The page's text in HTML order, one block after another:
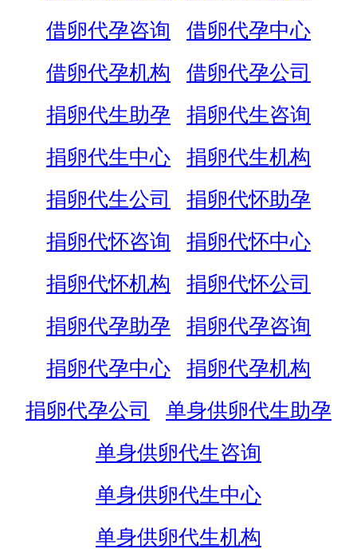
借卵代孕咨询
借卵代孕中心
借卵代孕机构
借卵代孕公司
捐卵代生助孕
捐卵代生咨询
捐卵代生中心
捐卵代生机构
捐卵代生公司
捐卵代怀助孕
捐卵代怀咨询
捐卵代怀中心
捐卵代怀机构
捐卵代怀公司
捐卵代孕助孕
捐卵代孕咨询
捐卵代孕中心
捐卵代孕机构
捐卵代孕公司
单身供卵代生助孕
单身供卵代生咨询
单身供卵代生中心
单身供卵代生机构